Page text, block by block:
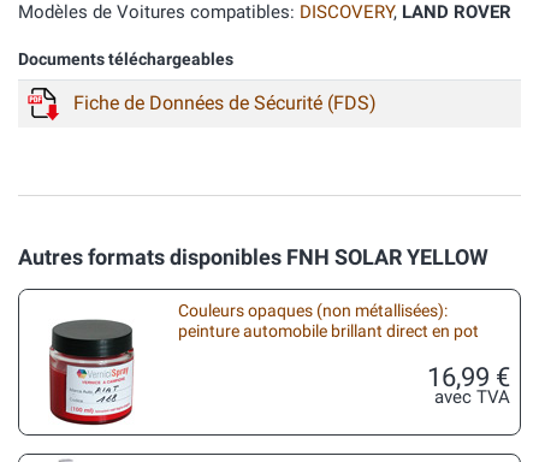
Modèles de Voitures compatibles: DISCOVERY, LAND ROVER
Documents téléchargeables
Fiche de Données de Sécurité (FDS)
Autres formats disponibles FNH SOLAR YELLOW
Couleurs opaques (non métallisées):
peinture automobile brillant direct en pot
16,99 €
avec TVA